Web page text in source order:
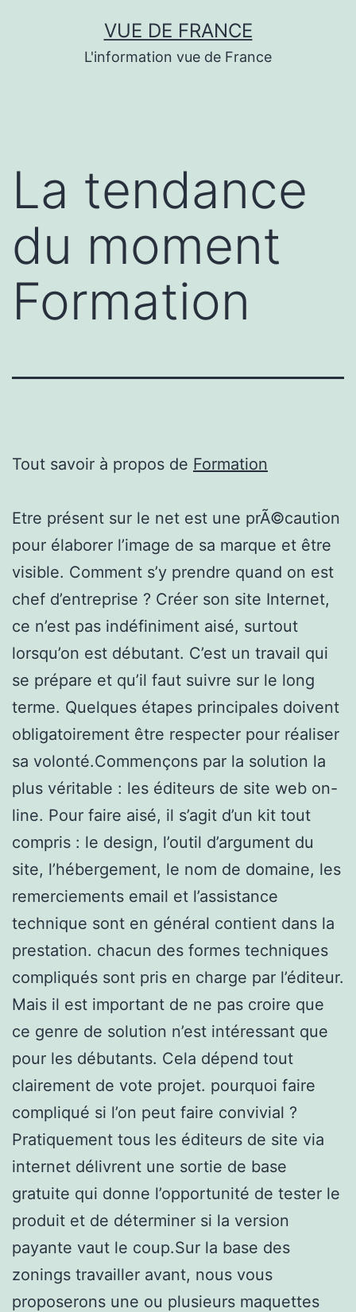
VUE DE FRANCE
L'information vue de France
La tendance
du moment
Formation
Tout savoir à propos de Formation
Etre présent sur le net est une prÃ©caution
pour élaborer l’image de sa marque et être
visible. Comment s’y prendre quand on est
chef d’entreprise ? Créer son site Internet,
ce n’est pas indéfiniment aisé, surtout
lorsqu’on est débutant. C’est un travail qui
se prépare et qu’il faut suivre sur le long
terme. Quelques étapes principales doivent
obligatoirement être respecter pour réaliser
sa volonté.Commençons par la solution la
plus véritable : les éditeurs de site web on-
line. Pour faire aisé, il s’agit d’un kit tout
compris : le design, l’outil d’argument du
site, l’hébergement, le nom de domaine, les
remerciements email et l’assistance
technique sont en général contient dans la
prestation. chacun des formes techniques
compliqués sont pris en charge par l’éditeur.
Mais il est important de ne pas croire que
ce genre de solution n’est intéressant que
pour les débutants. Cela dépend tout
clairement de vote projet. pourquoi faire
compliqué si l’on peut faire convivial ?
Pratiquement tous les éditeurs de site via
internet délivrent une sortie de base
gratuite qui donne l’opportunité de tester le
produit et de déterminer si la version
payante vaut le coup.Sur la base des
zonings travailler avant, nous vous
proposerons une ou plusieurs maquettes